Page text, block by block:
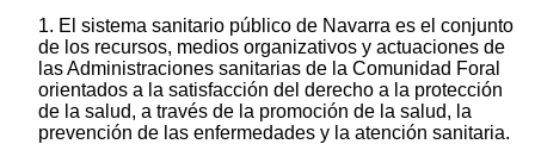
1. El sistema sanitario público de Navarra es el conjunto
de los recursos, medios organizativos y actuaciones de
las Administraciones sanitarias de la Comunidad Foral
orientados a la satisfacción del derecho a la protección
de la salud, a través de la promoción de la salud, la
prevención de las enfermedades y la atención sanitaria.